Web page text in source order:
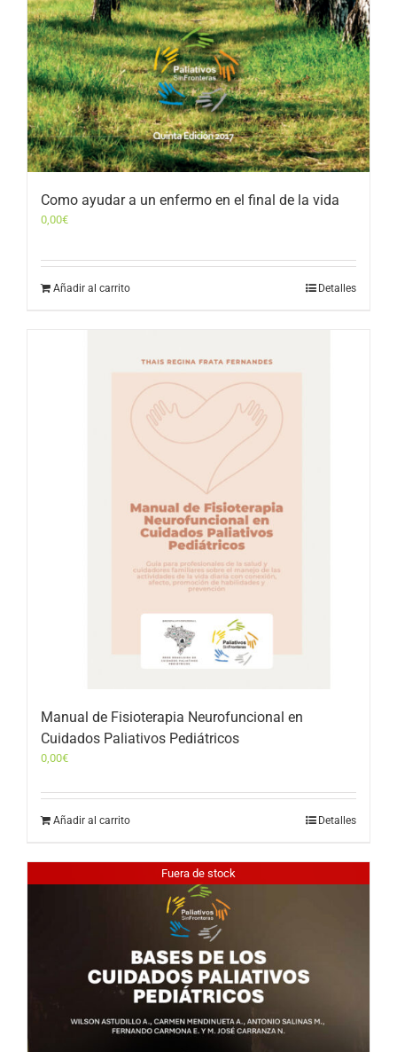
Como ayudar a un enfermo en el final de la vida
0,00€
Añadir al carrito Detalles
Manual de Fisioterapia Neurofuncional en
Cuidados Paliativos Pediátricos
0,00€
Añadir al carrito Detalles
Fuera de stock